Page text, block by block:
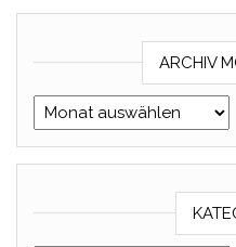
ARCHIV
Archiv Monat/Jahr